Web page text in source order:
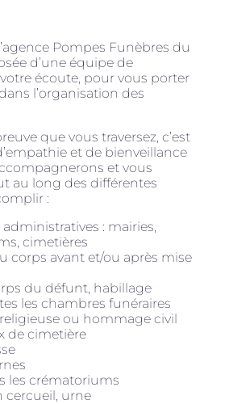
Pompes Funèbres du
d’une équipe de
écoute, pour vous porter
l’organisation des
que vous traversez, c’est
et de bienveillance
et vous
au long des différentes
:
: mairies,
cimetières
corps avant et/ou après mise
du défunt, habillage
les chambres funéraires
ou hommage civil
de cimetière
les crématoriums
urne